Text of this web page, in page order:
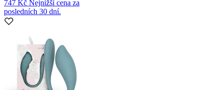
747 Kč Nejnižší cena za
posledních 30 dní.